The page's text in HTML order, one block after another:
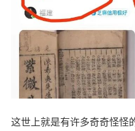
这世上就是有许多奇奇怪怪